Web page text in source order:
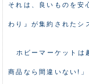
それは、良いものを安
わり』が集約されたシ
ホビーマーケットは
商品なら間違いない!